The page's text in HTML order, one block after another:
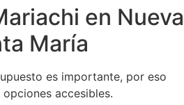
en Nueva
María
es importante, por eso
accesibles.